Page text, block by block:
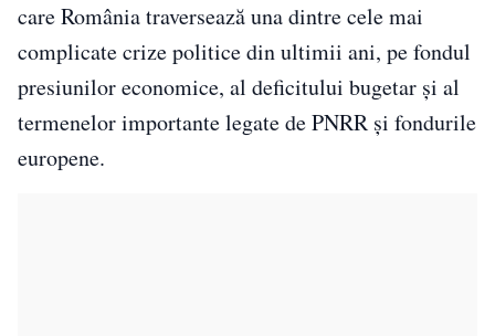
care România traversează una dintre cele mai
complicate crize politice din ultimii ani, pe fondul
presiunilor economice, al deficitului bugetar și al
termenelor importante legate de PNRR și fondurile
europene.